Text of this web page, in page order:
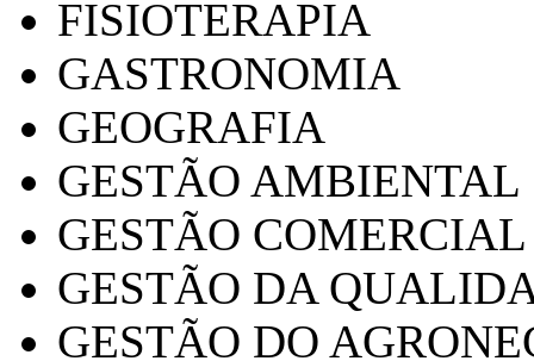
FISIOTERAPIA
GASTRONOMIA
GEOGRAFIA
GESTÃO AMBIENTAL
GESTÃO COMERCIAL
GESTÃO DA
GESTÃO DO